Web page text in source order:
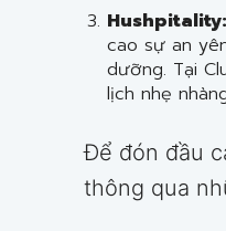
Hushpitality:
cao sự an
dưỡng. Tại
lịch nhẹ
Để đón đầu
thông qua